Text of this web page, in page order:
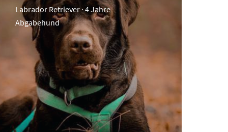
Labrador Retriever · 4 Jahre
Abgabehund